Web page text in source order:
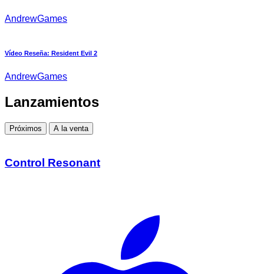
AndrewGames
Vídeo Reseña: Resident Evil 2
AndrewGames
Lanzamientos
Próximos A la venta
Control Resonant